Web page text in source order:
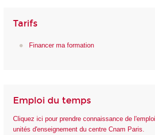
Tarifs
Financer ma formation
Emploi du temps
Cliquez ici pour prendre connaissance de
unités d'enseignement du centre Cnam Paris.